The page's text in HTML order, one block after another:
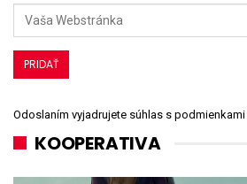
Odoslaním vyjadrujete súhlas s podmienkami
KOOPERATIVA